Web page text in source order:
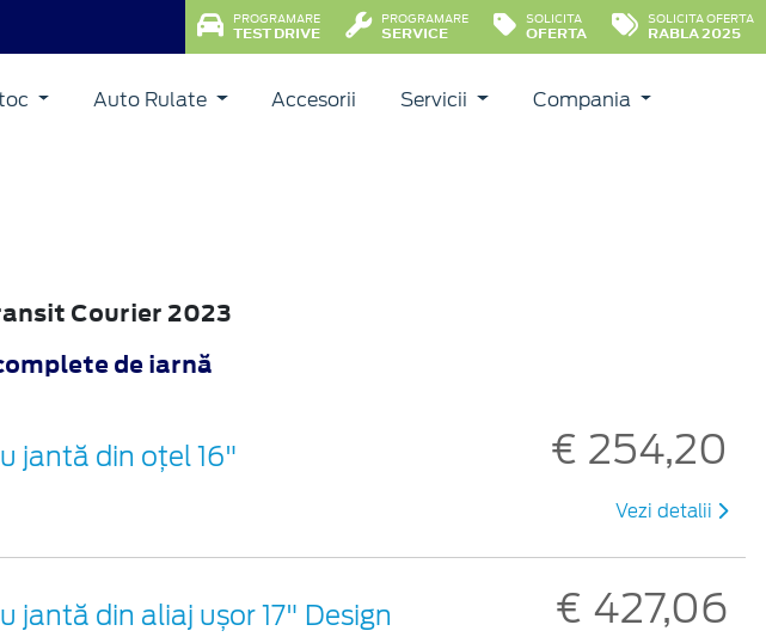
PROGRAMARE
TEST DRIVE
PROGRAMARE
SERVICE
SOLICITA
OFERTA
SOLICITA OFERTA
RABLA 2025
Auto Rulate Accesorii Servicii Compania
Courier 2023
de iarnă
jantă din oțel 16" € 254,20
Vezi detalii
jantă din aliaj ușor 17" Design
€ 427,06